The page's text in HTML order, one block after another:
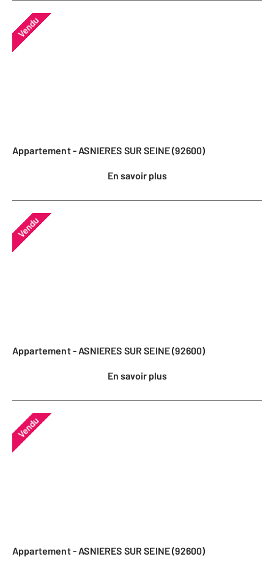
Vendu
Appartement - ASNIERES SUR SEINE (92600)
En savoir plus
Vendu
Appartement - ASNIERES SUR SEINE (92600)
En savoir plus
Vendu
Appartement - ASNIERES SUR SEINE (92600)